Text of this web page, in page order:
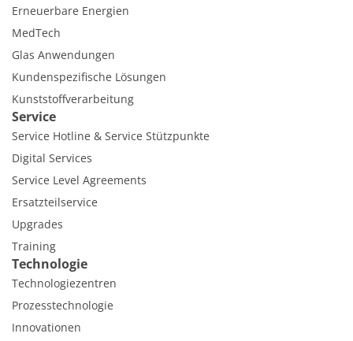
Erneuerbare Energien
MedTech
Glas Anwendungen
Kundenspezifische Lösungen
Kunststoffverarbeitung
Service
Service Hotline & Service Stützpunkte
Digital Services
Service Level Agreements
Ersatzteilservice
Upgrades
Training
Technologie
Technologiezentren
Prozesstechnologie
Innovationen